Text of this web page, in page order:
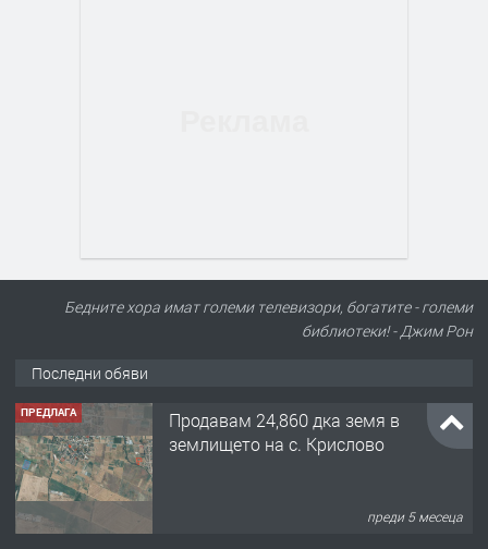
Бедните хора имат големи телевизори, богатите - големи
библиотеки! - Джим Рон
Последни обяви
ПРЕДЛАГА
122 м2- 3 стаен апартамент супер
център Асеновград- 169 500 €.
преди 3 месеца